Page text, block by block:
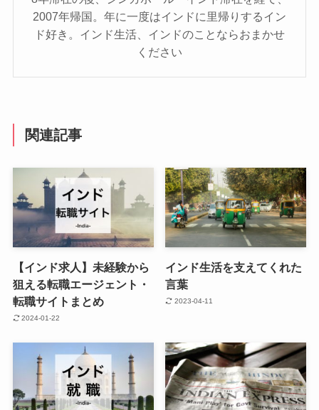
2007年帰国。年に一度はインドに里帰りするイン
ド好き。インド生活、インドのことならおまかせ
ください
関連記事
【インド求人】未経験から
狙える転職エージェント・
転職サイトまとめ
2024-01-22
インド生活を支えてくれた
言葉
2023-04-11